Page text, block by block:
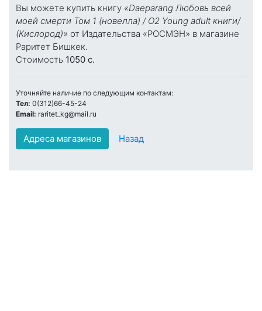
Вы можете купить книгу «Daeparang Любовь всей
моей смерти Том 1 (новелла) / О2 Young adult книги/
(Кислород)» от Издательства «РОСМЭН» в магазине
Раритет Бишкек.
Стоимость 1050 c.
Уточняйте наличие по следующим контактам:
Тел: 0(312)66-45-24
Email: raritet_kg@mail.ru
Адреса магазинов Назад